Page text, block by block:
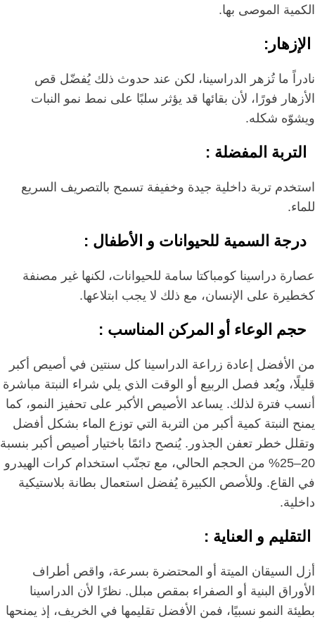
الكمية الموصى بها.
الإزهار:
نادراً ما تُزهر الدراسينا، لكن عند حدوث ذلك يُفضّل قص
الأزهار فورًا، لأن بقائها قد يؤثر سلبًا على نمط نمو النبات
ويشوّه شكله.
التربة المفضلة :
استخدم تربة داخلية جيدة وخفيفة تسمح بالتصريف السريع
للماء.
درجة السمية للحيوانات و الأطفال :
عصارة دراسينا كومباكتا سامة للحيوانات، لكنها غير مصنفة
كخطيرة على الإنسان، مع ذلك لا يجب ابتلاعها.
حجم الوعاء أو المركن المناسب :
من الأفضل إعادة زراعة الدراسينا كل سنتين في أصيص أكبر
قليلًا، ويُعد فصل الربيع أو الوقت الذي يلي شراء النبتة مباشرة
أنسب فترة لذلك. يساعد الأصيص الأكبر على تحفيز النمو، كما
يمنح النبتة كمية أكبر من التربة التي توزع الماء بشكل أفضل
وتقلل خطر تعفن الجذور. يُنصح دائمًا باختيار أصيص أكبر بنسبة
20–25% من الحجم الحالي، مع تجنّب استخدام كرات الهيدرو
في القاع. وللأصص الكبيرة يُفضل استعمال بطانة بلاستيكية
داخلية.
التقليم و العناية :
أزل السيقان الميتة أو المحتضرة بسرعة، واقص أطراف
الأوراق البنية أو الصفراء بمقص مبلل. نظرًا لأن الدراسينا
بطيئة النمو نسبيًا، فمن الأفضل تقليمها في الخريف، إذ يمنحها